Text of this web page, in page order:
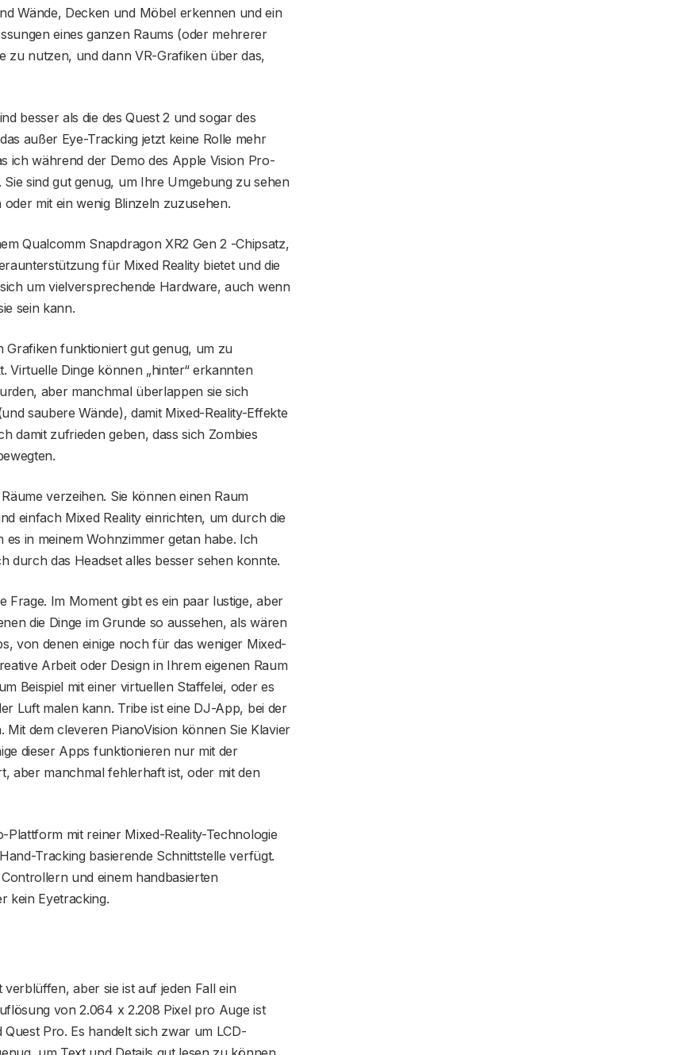
Wände, Decken und Möbel erkennen und ein
eines ganzen Raums (oder mehrerer
zu nutzen, und dann VR-Grafiken über das,
besser als die des Quest 2 und sogar des
außer Eye-Tracking jetzt keine Rolle mehr
ich während der Demo des Apple Vision Pro-
sind gut genug, um Ihre Umgebung zu sehen
mit ein wenig Blinzeln zuzusehen.
Qualcomm Snapdragon XR2 Gen 2 -Chipsatz,
für Mixed Reality bietet und die
um vielversprechende Hardware, auch wenn
sein kann.
Grafiken funktioniert gut genug, um zu
Virtuelle Dinge können „hinter“ erkannten
aber manchmal überlappen sie sich
saubere Wände), damit Mixed-Reality-Effekte
damit zufrieden geben, dass sich Zombies
verzeihen. Sie können einen Raum
einfach Mixed Reality einrichten, um durch die
in meinem Wohnzimmer getan habe. Ich
durch das Headset alles besser sehen konnte.
Im Moment gibt es ein paar lustige, aber
die Dinge im Grunde so aussehen, als wären
von denen einige noch für das weniger Mixed-
Arbeit oder Design in Ihrem eigenen Raum
Beispiel mit einer virtuellen Staffelei, oder es
Luft malen kann. Tribe ist eine DJ-App, bei der
dem cleveren PianoVision können Sie Klavier
dieser Apps funktionieren nur mit der
aber manchmal fehlerhaft ist, oder mit den
mit reiner Mixed-Reality-Technologie
Tracking basierende Schnittstelle verfügt.
und einem handbasierten
kein Eyetracking.
aber sie ist auf jeden Fall ein
von 2.064 x 2.208 Pixel pro Auge ist
Pro. Es handelt sich zwar um LCD-